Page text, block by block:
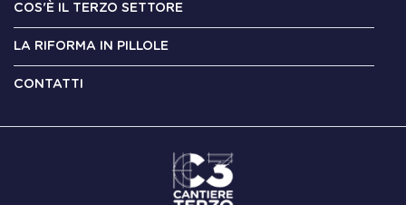
COS'È IL TERZO SETTORE
LA RIFORMA IN PILLOLE
CONTATTI